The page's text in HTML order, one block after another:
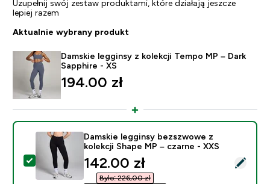
Uzupełnij swój zestaw produktami, które działają jeszcze
lepiej razem
Aktualnie wybrany produkt
Damskie legginsy z kolekcji Tempo MP – Dark
Sapphire - XS
194.00 zł‎
Wybierz ten produkt - Damskie legginsy bezszwowe
Damskie legginsy bezszwowe z
kolekcji Shape MP – czarne - XXS
discounted price
142.00 zł‎
Było: 226,00 zł‎